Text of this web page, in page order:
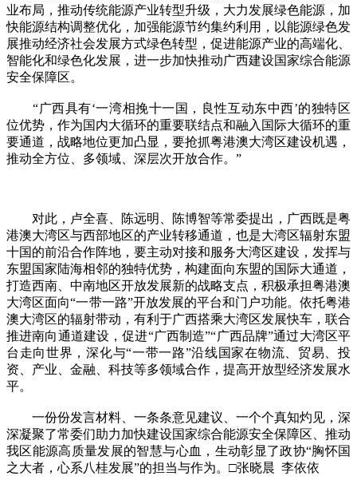
业布局，推动传统能源产业转型升级，大力发展绿色能源，加
快能源结构调整优化，加强能源节约集约利用，以能源绿色发
展推动经济社会发展方式绿色转型，促进能源产业的高端化、
智能化和绿色化发展，进一步加快推动广西建设国家综合能源
安全保障区。
“广西具有‘一湾相挽十一国，良性互动东中西’的独特区
位优势，作为国内大循环的重要联结点和融入国际大循环的重
要通道，战略地位更加凸显，要抢抓粤港澳大湾区建设机遇，
推动全方位、多领域、深层次开放合作。”
对此，卢全喜、陈远明、陈博智等常委提出，广西既是粤
港澳大湾区与西部地区的产业转移通道，也是大湾区辐射东盟
十国的前沿合作阵地，要主动对接和服务大湾区建设，发挥与
东盟国家陆海相邻的独特优势，构建面向东盟的国际大通道，
打造西南、中南地区开放发展新的战略支点，积极承担粤港澳
大湾区面向“一带一路”开放发展的平台和门户功能。依托粤港
澳大湾区的辐射带动，有利于广西搭乘大湾区发展快车，联合
推进南向通道建设，促进“广西制造”“广西品牌”通过大湾区平
台走向世界，深化与“一带一路”沿线国家在物流、贸易、投
资、产业、金融、科技等多领域合作，提高开放型经济发展水
平。
一份份发言材料、一条条意见建议、一个个真知灼见，深
深凝聚了常委们助力加快建设国家综合能源安全保障区、推动
我区能源高质量发展的智慧与心血，生动彰显了政协“胸怀国
之大者，心系八桂发展”的担当与作为。□张晓晨 李依依